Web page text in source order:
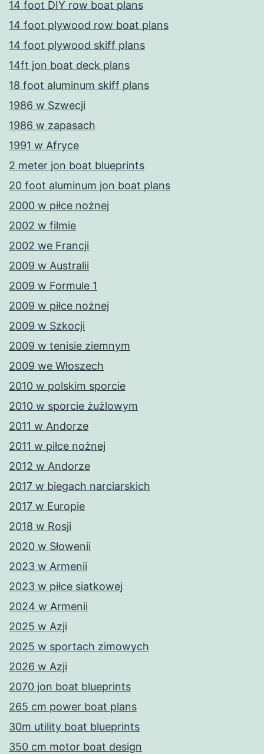
14 foot DIY row boat plans
14 foot plywood row boat plans
14 foot plywood skiff plans
14ft jon boat deck plans
18 foot aluminum skiff plans
1986 w Szwecji
1986 w zapasach
1991 w Afryce
2 meter jon boat blueprints
20 foot aluminum jon boat plans
2000 w piłce nożnej
2002 w filmie
2002 we Francji
2009 w Australii
2009 w Formule 1
2009 w piłce nożnej
2009 w Szkocji
2009 w tenisie ziemnym
2009 we Włoszech
2010 w polskim sporcie
2010 w sporcie żużlowym
2011 w Andorze
2011 w piłce nożnej
2012 w Andorze
2017 w biegach narciarskich
2017 w Europie
2018 w Rosji
2020 w Słowenii
2023 w Armenii
2023 w piłce siatkowej
2024 w Armenii
2025 w Azji
2025 w sportach zimowych
2026 w Azji
2070 jon boat blueprints
265 cm power boat plans
30m utility boat blueprints
350 cm motor boat design